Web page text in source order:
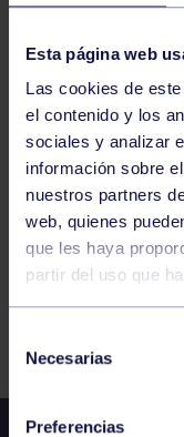
Esta página web
Las cookies de
el contenido y los
sociales y analizar
información sobre
nuestros partners
web, quienes
que les haya
partir del uso que
Necesarias
Preferencias
12:00h
JEPA INFANTIL
536 537